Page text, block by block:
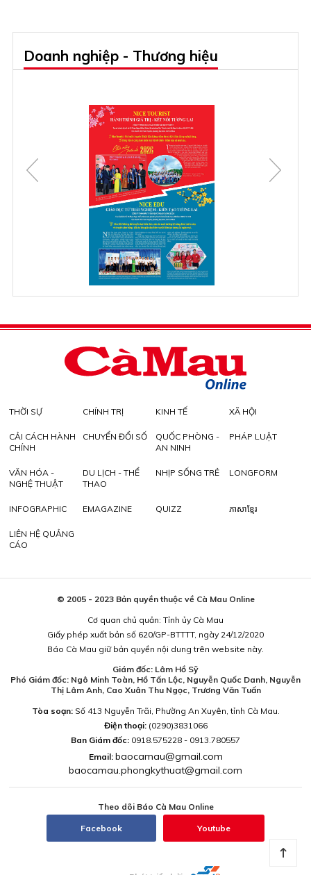
Doanh nghiệp - Thương hiệu
THỜI SỰ CHÍNH TRỊ KINH TẾ XÃ HỘI
CẢI CÁCH HÀNH
CHÍNH
CHUYỂN ĐỔI SỐ
QUỐC PHÒNG -
AN NINH
PHÁP LUẬT
VĂN HÓA -
NGHỆ THUẬT
DU LỊCH - THỂ
THAO
NHỊP SỐNG TRẺ LONGFORM
INFOGRAPHIC EMAGAZINE QUIZZ ភាសាខ្មែរ
LIÊN HỆ QUẢNG
CÁO
© 2005 - 2023 Bản quyền thuộc về Cà Mau Online
Cơ quan chủ quản: Tỉnh ủy Cà Mau
Giấy phép xuất bản số 620/GP-BTTTT, ngày 24/12/2020
Báo Cà Mau giữ bản quyền nội dung trên website này.
Giám đốc: Lâm Hồ Sỹ
Phó Giám đốc: Ngô Minh Toàn, Hồ Tấn Lộc, Nguyễn Quốc Danh, Nguyễn
Thị Lâm Anh, Cao Xuân Thu Ngọc, Trương Văn Tuấn
Tòa soạn:Số 413 Nguyễn Trãi, Phường An Xuyên, tỉnh Cà Mau.
Điện thoại: (0290)3831066
Ban Giám đốc: 0918.575228 - 0913.780557
Email: baocamau@gmail.com
baocamau.phongkythuat@gmail.com
Theo dõi Báo Cà Mau Online
Facebook Youtube